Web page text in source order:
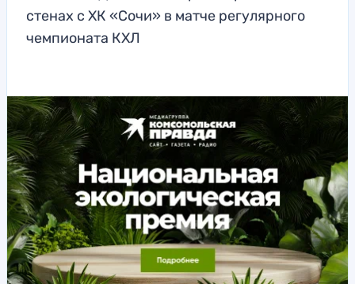
стенах с ХК «Сочи» в матче регулярного
чемпионата КХЛ